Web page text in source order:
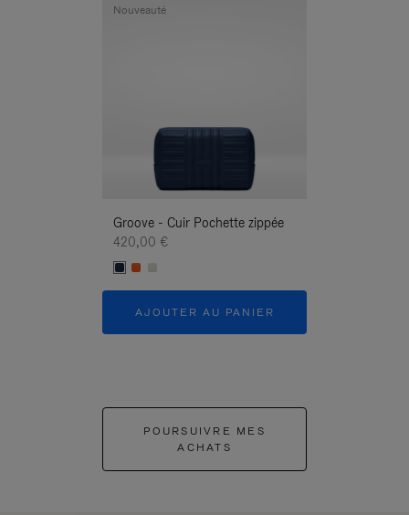
Groove - Cuir Pochette zippée
420,00 €
AJOUTER AU PANIER
Nouveauté
POURSUIVRE MES
ACHATS